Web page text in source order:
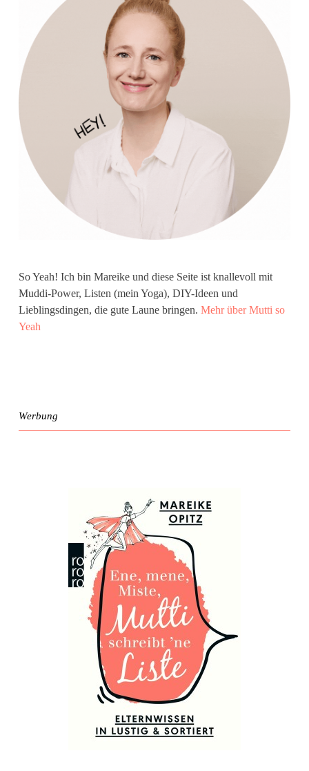
So Yeah! Ich bin Mareike und diese Seite ist knallevoll mit
Muddi-Power, Listen (mein Yoga), DIY-Ideen und
Lieblingsdingen, die gute Laune bringen.Mehr über Mutti so
Yeah
Werbung